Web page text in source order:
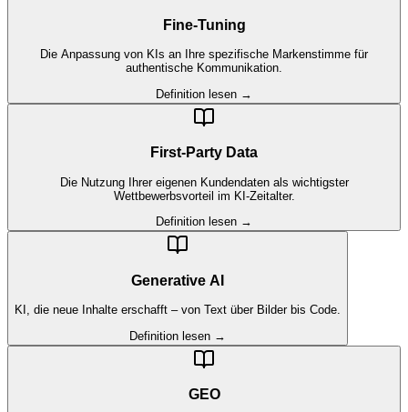
Fine-Tuning
Die Anpassung von KIs an Ihre spezifische Markenstimme für
authentische Kommunikation.
Definition lesen →
First-Party Data
Die Nutzung Ihrer eigenen Kundendaten als wichtigster
Wettbewerbsvorteil im KI-Zeitalter.
Definition lesen →
Generative AI
KI, die neue Inhalte erschafft – von Text über Bilder bis Code.
Definition lesen →
GEO